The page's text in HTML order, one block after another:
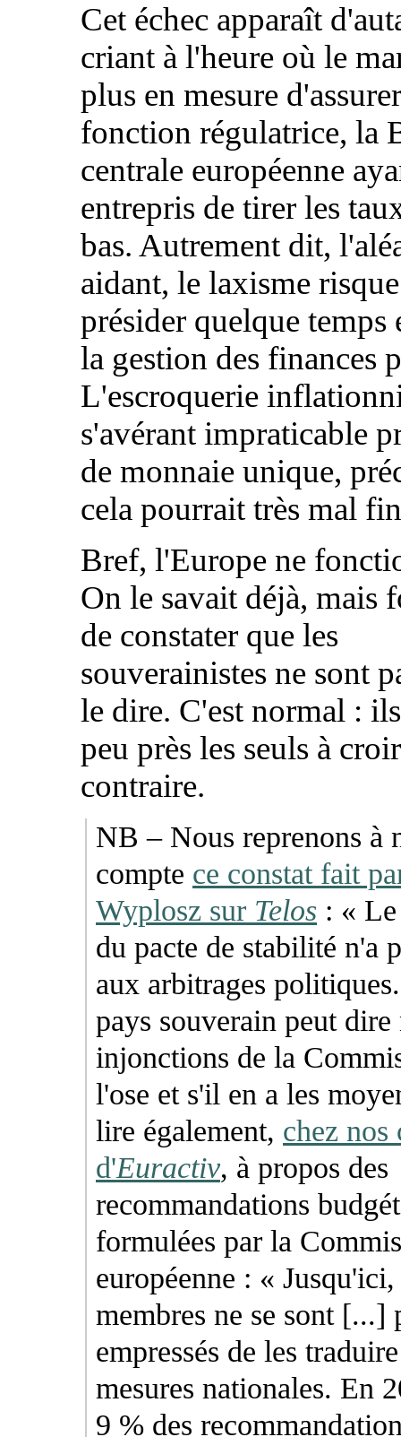
Cet échec apparaît
criant à l'heure où le
plus en mesure
fonction régulatrice, la
centrale européenne
entrepris de tirer les
bas. Autrement dit,
aidant, le laxisme
présider quelque temps
la gestion des finances
L'escroquerie
s'avérant impraticable
de monnaie unique,
cela pourrait très mal
Bref, l'Europe ne
On le savait déjà, mais
de constater que les
souverainistes ne sont
le dire. C'est normal :
peu près les seuls à
contraire.
NB – Nous reprenons à
compte ce constat fait
Wyplosz sur Telos : «
du pacte de stabilité n'a
aux arbitrages
pays souverain peut dire
injonctions de la
l'ose et s'il en a les
lire également, chez nos
d'Euractiv, à propos des
recommandations
formulées par la
européenne : «
membres ne se sont [...]
empressés de les
mesures nationales. En
9 % des